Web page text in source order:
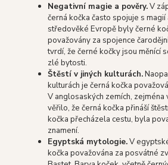
Negativní magie a pověry.V
černá kočka často spojuje s magií
středověké Evropě byly černé
považovány za spojence
tvrdí, že černé kočky jsou měnící
zlé bytosti.
Štěstí v jiných kulturách.
kulturách je černá kočka
V anglosaských zemích, zejména
věřilo, že černá kočka přináší
kočka přecházela cestu, byla
znamení.
Egyptská mytologie.V
kočka považována za posvátné